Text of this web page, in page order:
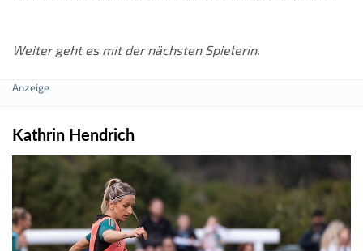
Weiter geht es mit der nächsten Spielerin.
Kathrin Hendrich